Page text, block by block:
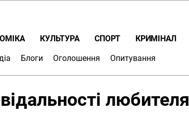
КУЛЬТУРА СПОРТ КРИМІНАЛ
Блоги Оголошення Опитування
любителя